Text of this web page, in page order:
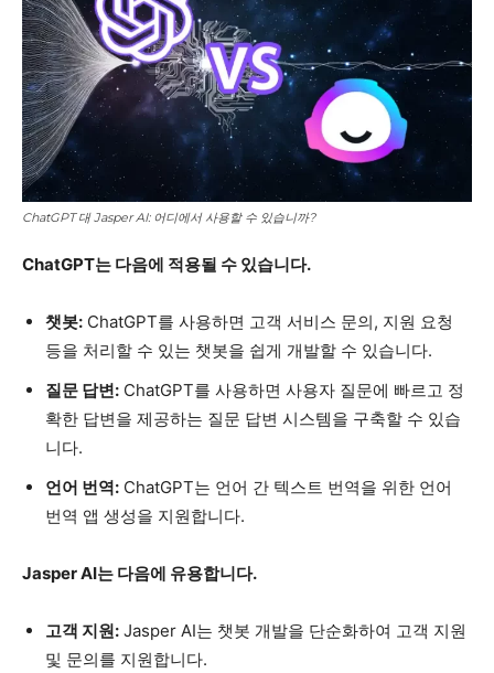
ChatGPT 대 Jasper AI: 어디에서 사용할 수 있습니까?
ChatGPT는 다음에 적용될 수 있습니다.
챗봇: ChatGPT를 사용하면 고객 서비스 문의, 지원 요청
등을 처리할 수 있는 챗봇을 쉽게 개발할 수 있습니다.
질문 답변: ChatGPT를 사용하면 사용자 질문에 빠르고 정
확한 답변을 제공하는 질문 답변 시스템을 구축할 수 있습
니다.
언어 번역: ChatGPT는 언어 간 텍스트 번역을 위한 언어
번역 앱 생성을 지원합니다.
Jasper AI는 다음에 유용합니다.
고객 지원: Jasper AI는 챗봇 개발을 단순화하여 고객 지원
및 문의를 지원합니다.